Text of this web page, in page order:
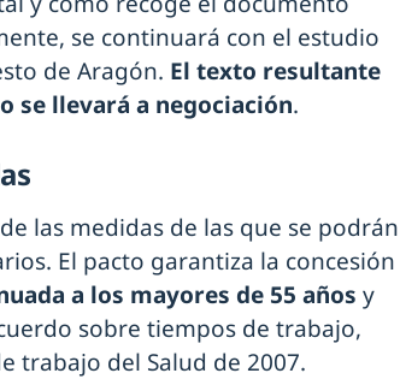
se continuará con el estudio
de Aragón. El texto resultante
se llevará a negociación.
las medidas de las que se podrán
El pacto garantiza la concesión
a los mayores de 55 años y
sobre tiempos de trabajo,
trabajo del Salud de 2007.